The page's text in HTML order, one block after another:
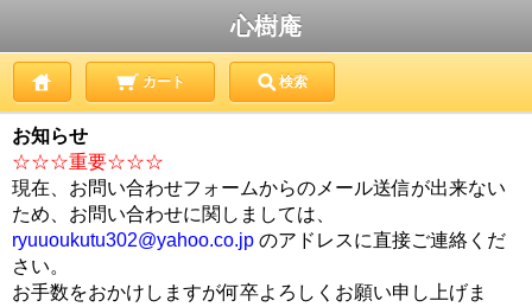
心樹庵
カート 検索
お知らせ
☆☆☆重要☆☆☆
現在、お問い合わせフォームからのメール送信が出来ない
ため、お問い合わせに関しましては、
ryuuoukutu302@yahoo.co.jp のアドレスに直接ご連絡くだ
さい。
お手数をおかけしますが何卒よろしくお願い申し上げま